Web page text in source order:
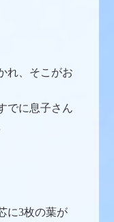
れ、そこがお
でに息子さん
に3枚の葉が